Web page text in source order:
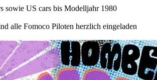
sowie US cars bis Modelljahr 1980
alle Fomoco Piloten herzlich eingeladen